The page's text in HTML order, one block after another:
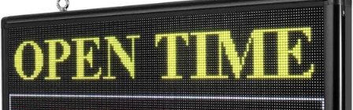
ZITAT
SITEMAP